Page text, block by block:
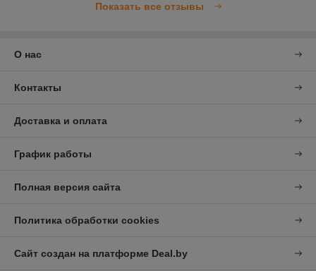
Показать все отзывы
О нас
Контакты
Доставка и оплата
График работы
Полная версия сайта
Политика обработки cookies
Сайт создан на платформе Deal.by